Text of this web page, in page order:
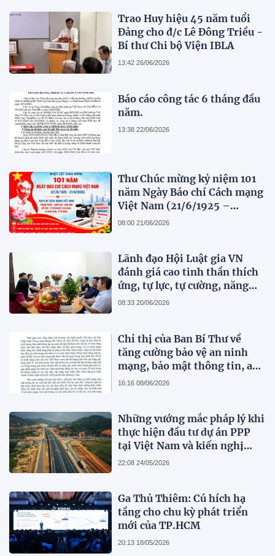
Trao Huy hiệu 45 năm tuổi
Đảng cho đ/c Lê Đông Triều -
Bí thư Chi bộ Viện IBLA
13:42 26/06/2026
Báo cáo công tác 6 tháng đầu
năm.
13:38 22/06/2026
Thư Chúc mừng kỷ niệm 101
năm Ngày Báo chí Cách mạng
Việt Nam (21/6/1925 –
21/6/2026)
08:00 21/06/2026
Lãnh đạo Hội Luật gia VN
đánh giá cao tinh thần thích
ứng, tự lực, tự cường, năng
động, sáng tạo và những đổi
08:33 20/06/2026
Chỉ thị của Ban Bí Thư về
tăng cường bảo vệ an ninh
mạng, bảo mật thông tin, an
ninh dữ liệu trong hệ thống
16:16 08/06/2026
Những vướng mắc pháp lý khi
thực hiện đầu tư dự án PPP
tại Việt Nam và kiến nghị
hoàn thiện pháp luật
22:08 24/05/2026
Ga Thủ Thiêm: Cú hích hạ
tầng cho chu kỳ phát triển
mới của TP.HCM
20:13 18/05/2026